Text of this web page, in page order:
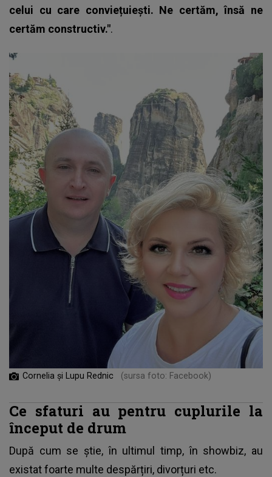
celui cu care conviețuiești. Ne certăm, însă ne
certăm constructiv.".
Cornelia și Lupu Rednic (sursa foto: Facebook)
Ce sfaturi au pentru cuplurile la
început de drum
După cum se știe, în ultimul timp, în showbiz, au
existat foarte multe despărțiri, divorțuri etc.